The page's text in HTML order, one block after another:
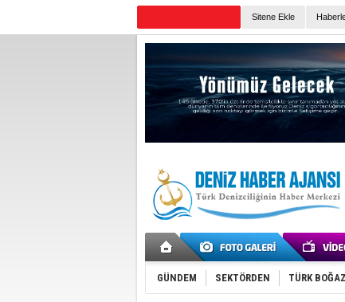
Sitene Ekle
GÜNDEM SEKTÖRDEN TÜRK